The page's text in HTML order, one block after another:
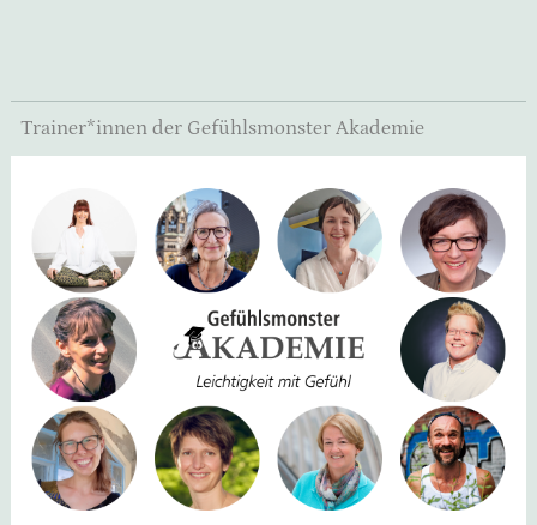
Trainer*innen der Gefühlsmonster Akademie